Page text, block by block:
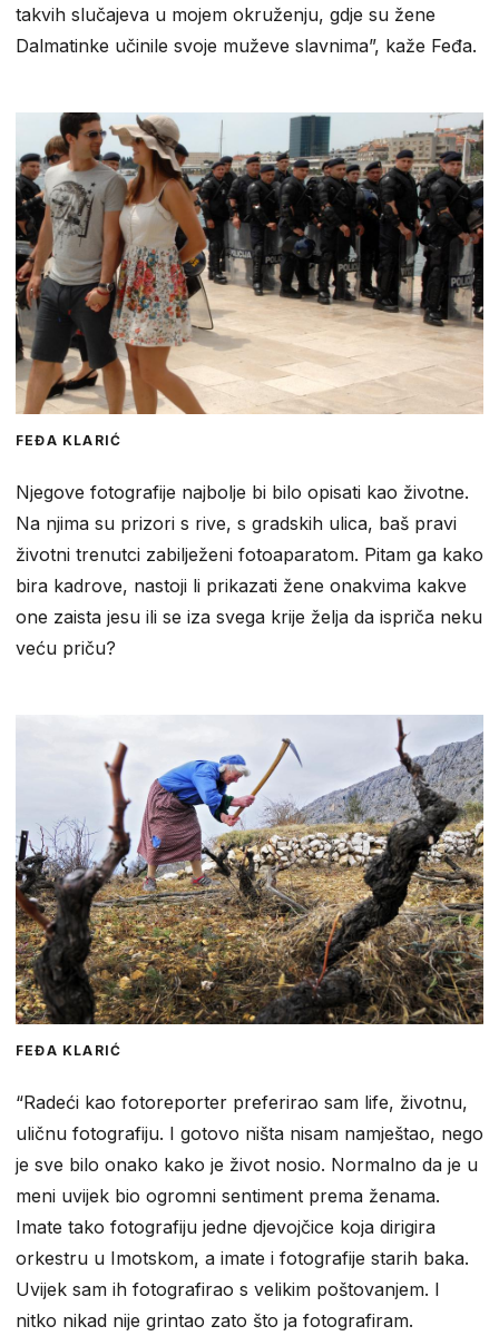
takvih slučajeva u mojem okruženju, gdje su žene
Dalmatinke učinile svoje muževe slavnima”, kaže Feđa.
FEĐA KLARIĆ
Njegove fotografije najbolje bi bilo opisati kao životne.
Na njima su prizori s rive, s gradskih ulica, baš pravi
životni trenutci zabilježeni fotoaparatom. Pitam ga kako
bira kadrove, nastoji li prikazati žene onakvima kakve
one zaista jesu ili se iza svega krije želja da ispriča neku
veću priču?
FEĐA KLARIĆ
“Radeći kao fotoreporter preferirao sam life, životnu,
uličnu fotografiju. I gotovo ništa nisam namještao, nego
je sve bilo onako kako je život nosio. Normalno da je u
meni uvijek bio ogromni sentiment prema ženama.
Imate tako fotografiju jedne djevojčice koja dirigira
orkestru u Imotskom, a imate i fotografije starih baka.
Uvijek sam ih fotografirao s velikim poštovanjem. I
nitko nikad nije grintao zato što ja fotografiram.